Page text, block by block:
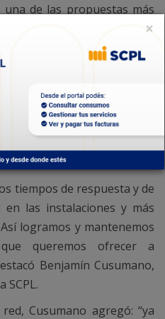
de las propuestas más
velocidades de hasta
WiFi 6, disponibilidad
al 90% en Comodoro
de precios que marcan la
Cooperativa avanza con
Isidro Quiroga, donde
tiempos de respuesta y de
en las instalaciones y más
logramos y mantenemos
queremos ofrecer a
Benjamín Cusumano,
SCPL.
Cusumano agregó: “ya
×